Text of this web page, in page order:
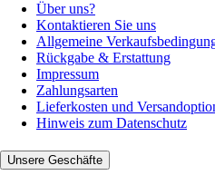
Über uns?
Kontaktieren Sie uns
Allgemeine
Rückgabe & Erstattung
Impressum
Zahlungsarten
Lieferkosten und
Hinweis zum Datenschutz
Unsere Geschäfte